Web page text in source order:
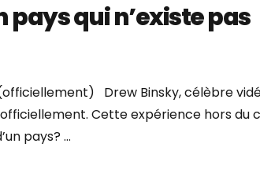
pays qui n’existe pas
Drew Binsky, célèbre
Cette expérience hors du
pays? ...